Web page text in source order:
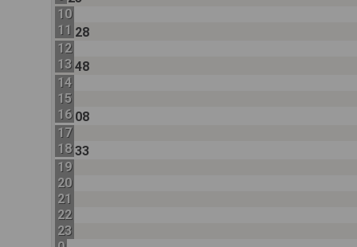
10
11 28
12
13 48
14
15
16 08
17
18 33
19
20
21
22
23